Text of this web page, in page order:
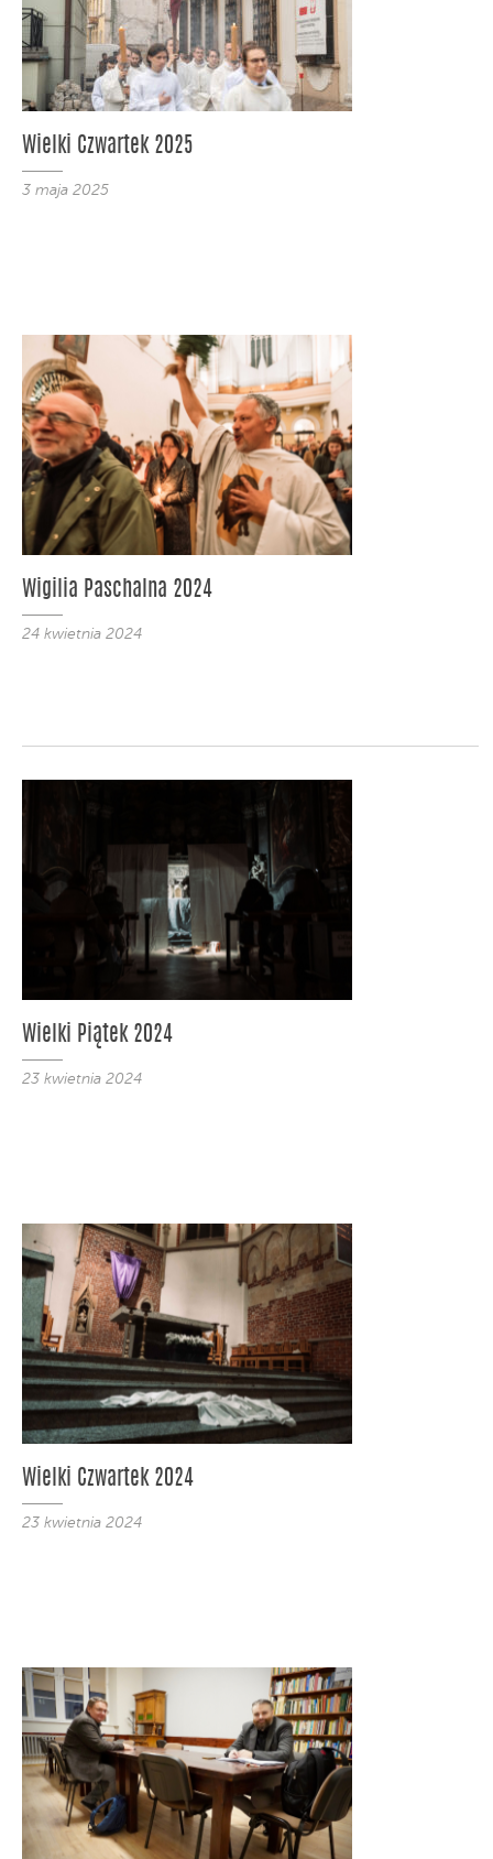
Wielki Czwartek 2025
3 maja 2025
Wigilia Paschalna 2024
24 kwietnia 2024
Wielki Piątek 2024
23 kwietnia 2024
Wielki Czwartek 2024
23 kwietnia 2024